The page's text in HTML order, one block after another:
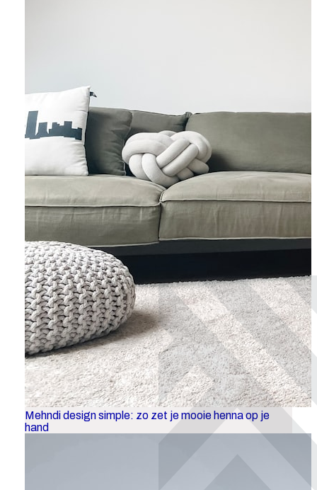
Mehndi design simple: zo zet je mooie henna op je
hand